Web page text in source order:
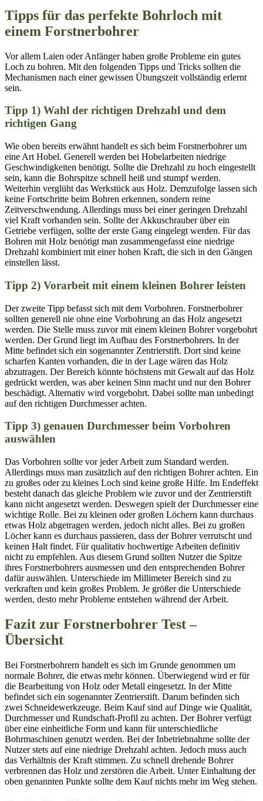
Tipps für das perfekte Bohrloch mit
einem Forstnerbohrer
Vor allem Laien oder Anfänger haben große Probleme ein gutes
Loch zu bohren. Mit den folgenden Tipps und Tricks sollten die
Mechanismen nach einer gewissen Übungszeit vollständig erlernt
sein.
Tipp 1) Wahl der richtigen Drehzahl und dem
richtigen Gang
Wie oben bereits erwähnt handelt es sich beim Forstnerbohrer um
eine Art Hobel. Generell werden bei Hobelarbeiten niedrige
Geschwindigkeiten benötigt. Sollte die Drehzahl zu hoch eingestellt
sein, kann die Bohrspitze schnell heiß und stumpf werden.
Weiterhin verglüht das Werkstück aus Holz. Demzufolge lassen sich
keine Fortschritte beim Bohren erkennen, sondern reine
Zeitverschwendung. Allerdings muss bei einer geringen Drehzahl
viel Kraft vorhanden sein. Sollte der Akkuschrauber über ein
Getriebe verfügen, sollte der erste Gang eingelegt werden. Für das
Bohren mit Holz benötigt man zusammengefasst eine niedrige
Drehzahl kombiniert mit einer hohen Kraft, die sich in den Gängen
einstellen lässt.
Tipp 2) Vorarbeit mit einem kleinen Bohrer leisten
Der zweite Tipp befasst sich mit dem Vorbohren. Forstnerbohrer
sollten generell nie ohne eine Vorbohrung an das Holz angesetzt
werden. Die Stelle muss zuvor mit einem kleinen Bohrer vorgebohrt
werden. Der Grund liegt im Aufbau des Forstnerbohrers. In der
Mitte befindet sich ein sogenannter Zentrierstift. Dort sind keine
scharfen Kanten vorhanden, die in der Lage wären das Holz
abzutragen. Der Bereich könnte höchstens mit Gewalt auf das Holz
gedrückt werden, was aber keinen Sinn macht und nur den Bohrer
beschädigt. Alternativ wird vorgebohrt. Dabei sollte man unbedingt
auf den richtigen Durchmesser achten.
Tipp 3) genauen Durchmesser beim Vorbohren
auswählen
Das Vorbohren sollte vor jeder Arbeit zum Standard werden.
Allerdings muss man zusätzlich auf den richtigen Bohrer achten. Ein
zu großes oder zu kleines Loch sind keine große Hilfe. Im Endeffekt
besteht danach das gleiche Problem wie zuvor und der Zentrierstift
kann nicht angesetzt werden. Deswegen spielt der Durchmesser eine
wichtige Rolle. Bei zu kleinen oder großen Löchern kann durchaus
etwas Holz abgetragen werden, jedoch nicht alles. Bei zu großen
Löcher kann es durchaus passieren, dass der Bohrer verrutscht und
keinen Halt findet. Für qualitativ hochwertige Arbeiten definitiv
nicht zu empfehlen. Aus diesem Grund sollten Nutzer die Spitze
ihres Forstnerbohrers ausmessen und den entsprechenden Bohrer
dafür auswählen. Unterschiede im Millimeter Bereich sind zu
verkraften und kein großes Problem. Je größer die Unterschiede
werden, desto mehr Probleme entstehen während der Arbeit.
Fazit zur Forstnerbohrer Test –
Übersicht
Bei Forstnerbohrern handelt es sich im Grunde genommen um
normale Bohrer, die etwas mehr können. Überwiegend wird er für
die Bearbeitung von Holz oder Metall eingesetzt. In der Mitte
befindet sich ein sogenannter Zentrierstift. Darum befinden sich
zwei Schneidewerkzeuge. Beim Kauf sind auf Dinge wie Qualität,
Durchmesser und Rundschaft-Profil zu achten. Der Bohrer verfügt
über eine einheitliche Form und kann für unterschiedliche
Bohrmaschinen genutzt werden. Bei der Inbetriebnahme sollte der
Nutzer stets auf eine niedrige Drehzahl achten. Jedoch muss auch
das Verhältnis der Kraft stimmen. Zu schnell drehende Bohrer
verbrennen das Holz und zerstören die Arbeit. Unter Einhaltung der
oben genannten Punkte sollte dem Kauf nichts mehr im Weg stehen.